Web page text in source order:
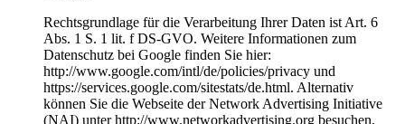
Rechtsgrundlage für die Verarbeitung Ihrer Daten ist Art. 6
Abs. 1 S. 1 lit. f DS-GVO. Weitere Informationen zum
Datenschutz bei Google finden Sie hier:
http://www.google.com/intl/de/policies/privacy und
https://services.google.com/sitestats/de.html. Alternativ
können Sie die Webseite der Network Advertising Initiative
(NAI) unter http://www.networkadvertising.org besuchen.